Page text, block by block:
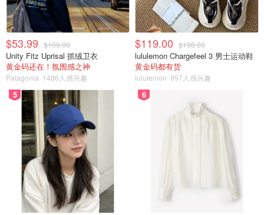
$53.99 $109.00
Unity Fitz Uprisal 抓绒卫衣
黄金码还在！氛围感之神
Patagonia 1486人感兴趣
$119.00 $198.00
lululemon Chargefeel 3 男士运动鞋
黄金码都有货
lululemon 997人感兴趣
5 6